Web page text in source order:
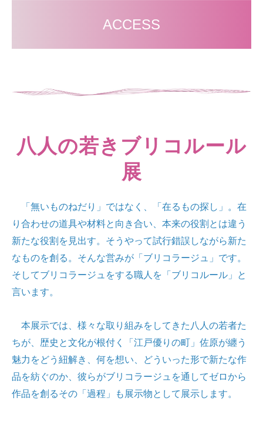
ACCESS
八人の若きブリコルール
展
「無いものねだり」ではなく、「在るもの探し」。在
り合わせの道具や材料と向き合い、本来の役割とは違う
新たな役割を見出す。そうやって試行錯誤しながら新た
なものを創る。そんな営みが「ブリコラージュ」です。
そしてブリコラージュをする職人を「ブリコルール」と
言います。
本展示では、様々な取り組みをしてきた八人の若者た
ちが、歴史と文化が根付く「江戸優りの町」佐原が纏う
魅力をどう紐解き、何を想い、どういった形で新たな作
品を紡ぐのか、彼らがブリコラージュを通してゼロから
作品を創るその「過程」も展示物として展示します。